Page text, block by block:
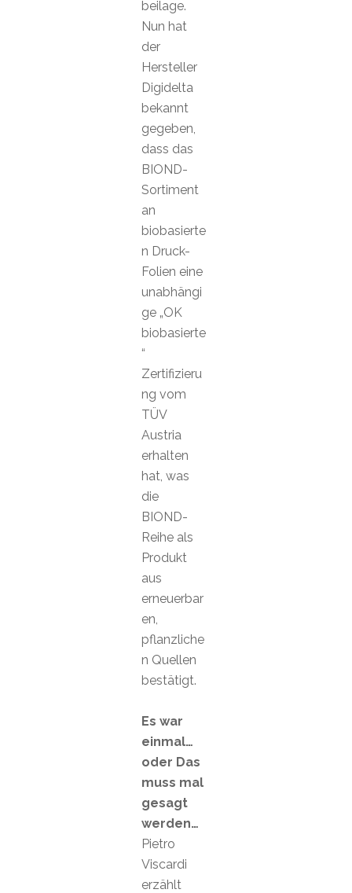
beilage.
Nun hat
der
Hersteller
Digidelta
bekannt
gegeben,
dass das
BIOND-
Sortiment
an
biobasierte
n Druck-
Folien eine
unabhängi
ge „OK
biobasierte
“
Zertifizieru
ng vom
TÜV
Austria
erhalten
hat, was
die
BIOND-
Reihe als
Produkt
aus
erneuerbar
en,
pflanzliche
n Quellen
bestätigt.
Es war
einmal…
oder Das
muss mal
gesagt
werden…
Pietro
Viscardi
erzählt